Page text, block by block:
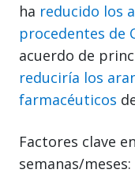
ha reducido los
procedentes de
acuerdo de
reduciría los
farmacéuticos
Factores clave
semanas/meses: